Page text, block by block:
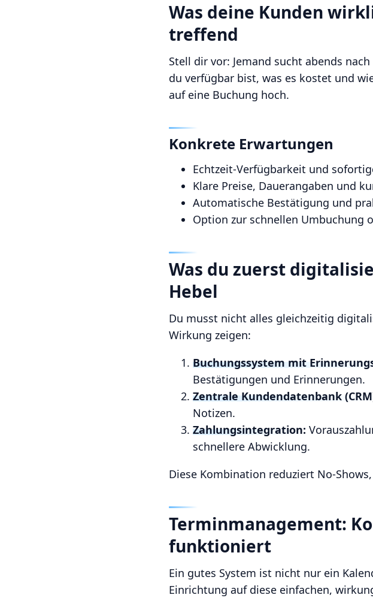
Was deine Kunden
treffend
Stell dir vor: Jemand sucht abends
du verfügbar bist, was es kostet und
auf eine Buchung hoch.
Konkrete Erwartungen
Echtzeit-Verfügbarkeit und
Klare Preise, Dauerangaben und
Automatische Bestätigung und
Option zur schnellen Umbuchung
Was du zuerst
Hebel
Du musst nicht alles gleichzeitig
Wirkung zeigen:
Buchungssystem mit
Bestätigungen und Erinnerungen.
Zentrale Kundendatenbank
Notizen.
Zahlungsintegration:
schnellere Abwicklung.
Diese Kombination reduziert No-
Terminmanagement:
funktioniert
Ein gutes System ist nicht nur ein
Einrichtung auf diese einfachen,